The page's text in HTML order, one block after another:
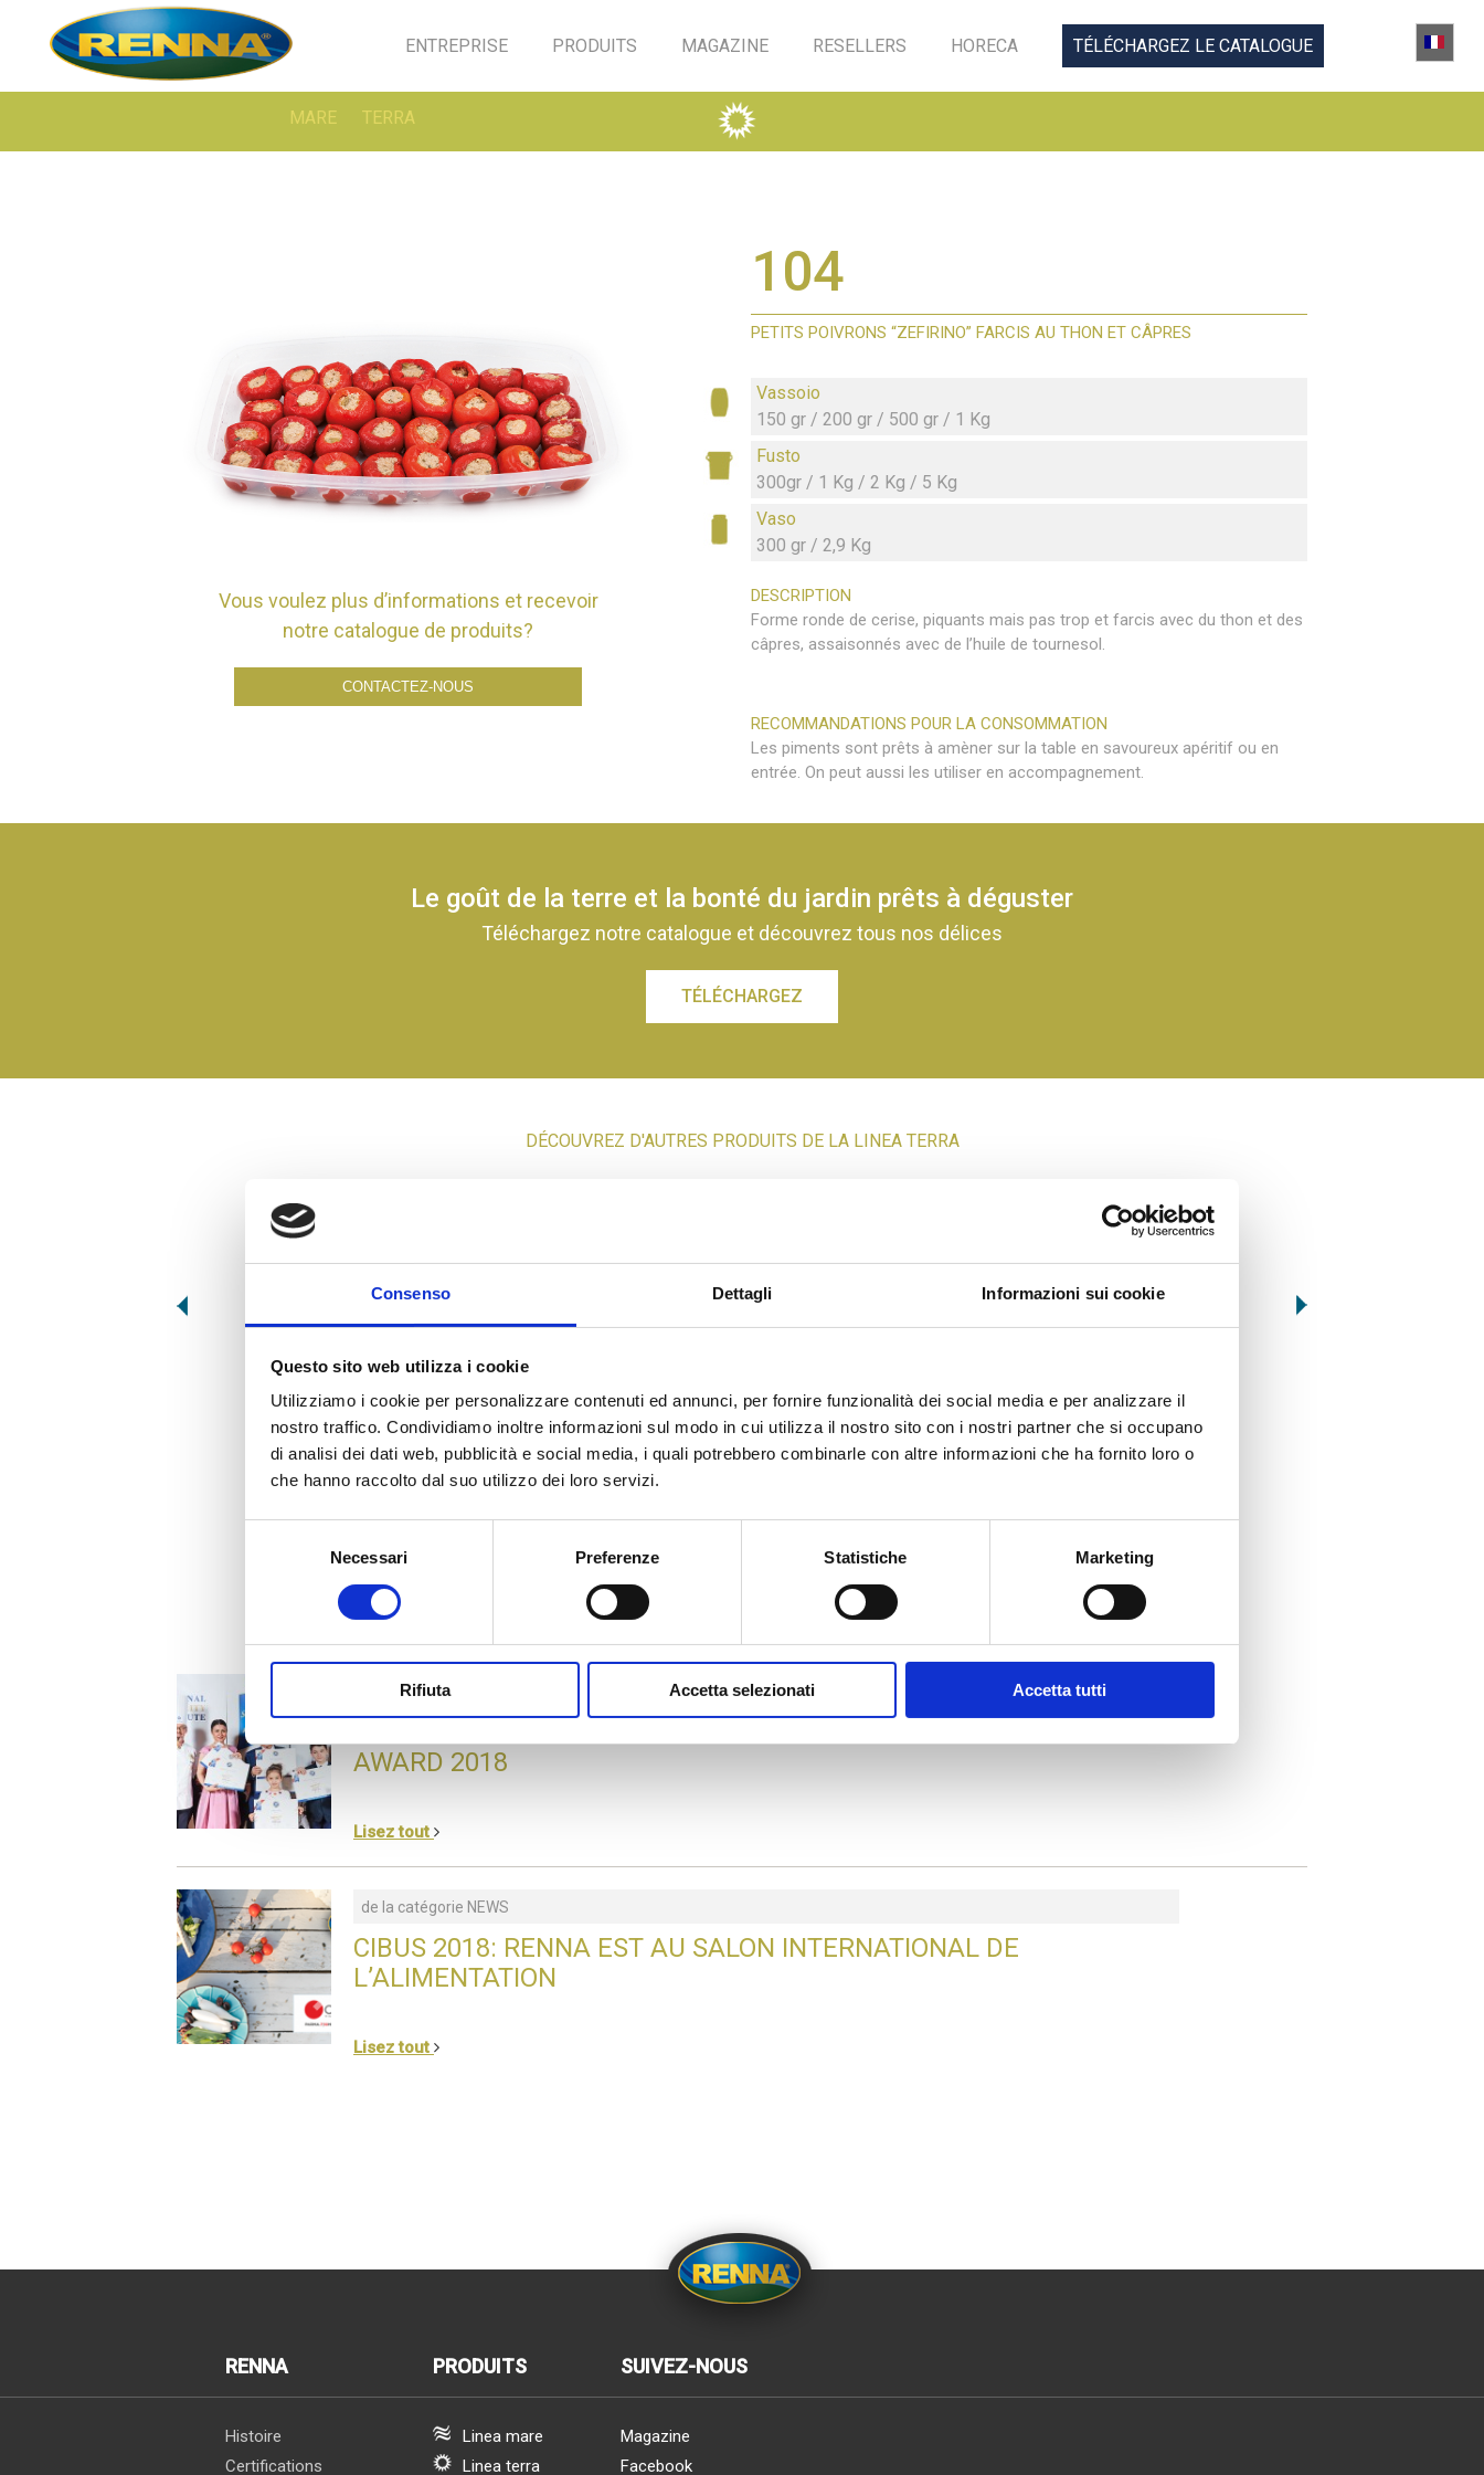
Consenso Dettagli Informazioni sui cookie
Questo sito web utilizza i cookie
Utilizziamo i cookie per personalizzare contenuti ed annunci, per fornire funzionalità dei social media e per analizzare il
nostro traffico. Condividiamo inoltre informazioni sul modo in cui utilizza il nostro sito con i nostri partner che si occupano
di analisi dei dati web, pubblicità e social media, i quali potrebbero combinarle con altre informazioni che ha fornito loro o
che hanno raccolto dal suo utilizzo dei loro servizi.
Necessari Preferenze Statistiche Marketing
Rifiuta Accetta selezionati Accetta tutti
ENTREPRISE PRODUITS MAGAZINE RESELLERS HORECA TÉLÉCHARGEZ LE CATALOGUE
MARE TERRA
Vous voulez plus d’informations et recevoir
notre catalogue de produits?
CONTACTEZ-NOUS
104
PETITS POIVRONS “ZEFIRINO” FARCIS AU THON ET CÂPRES
Vassoio
150 gr / 200 gr / 500 gr / 1 Kg
Fusto
300gr / 1 Kg / 2 Kg / 5 Kg
Vaso
300 gr / 2,9 Kg
DESCRIPTION
Forme ronde de cerise, piquants mais pas trop et farcis avec du thon et des
câpres, assaisonnés avec de l’huile de tournesol.
RECOMMANDATIONS POUR LA CONSOMMATION
Les piments sont prêts à amèner sur la table en savoureux apéritif ou en
entrée. On peut aussi les utiliser en accompagnement.
Le goût de la terre et la bonté du jardin prêts à déguster
Téléchargez notre catalogue et découvrez tous nos délices
TÉLÉCHARGEZ
DÉCOUVREZ D'AUTRES PRODUITS DE LA LINEA TERRA
ATM034
MAGAZINE
de la catégorie
AWARD 2018
Lisez tout
de la catégorie NEWS
CIBUS 2018: RENNA EST AU SALON INTERNATIONAL DE
L’ALIMENTATION
Lisez tout
RENNA
Histoire
Certifications
PRODUITS
Linea mare
Linea terra
SUIVEZ-NOUS
Magazine
Facebook